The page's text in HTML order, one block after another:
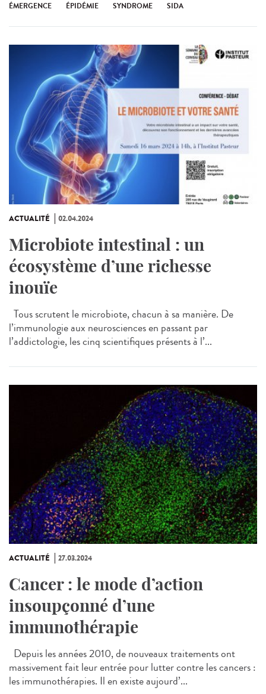
ÉMERGENCE ÉPIDÉMIE SYNDROME SIDA
ACTUALITÉ 02.04.2024
Microbiote intestinal : un
écosystème d’une richesse
inouïe
Tous scrutent le microbiote, chacun à sa manière. De
l’immunologie aux neurosciences en passant par
l’addictologie, les cinq scientifiques présents à l’...
ACTUALITÉ 27.03.2024
Cancer : le mode d’action
insoupçonné d’une
immunothérapie
Depuis les années 2010, de nouveaux traitements ont
massivement fait leur entrée pour lutter contre les cancers :
les immunothérapies. Il en existe aujourd’...